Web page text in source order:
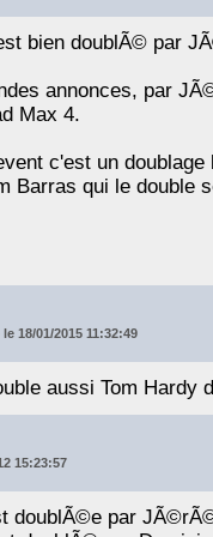
bien doublÃ© par
annonces, par
Max 4.
c'est un
Barras qui le double
18/01/2015 11:32:49
aussi Tom Hardy
15:23:57
doublÃ©e par